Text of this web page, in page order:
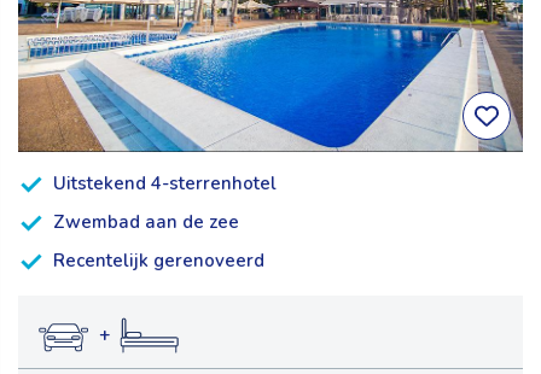
Uitstekend 4-sterrenhotel
Zwembad aan de zee
Recentelijk gerenoveerd
+